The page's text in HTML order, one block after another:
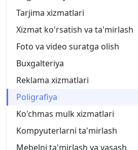
Tarjima xizmatlari
Xizmat ko'rsatish va ta'mirlash
Foto va video suratga olish
Buxgalteriya
Reklama xizmatlari
Poligrafiya
Ko'chmas mulk xizmatlari
Kompyuterlarni ta'mirlash
Mebelni ta'mirlash va yasash